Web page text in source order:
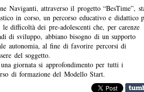
Naviganti, attraverso il progetto “BesTime”,
in corso, un percorso educativo e didattico
difficoltà dei pre-adolescenti che, per carenze
di sviluppo, abbiano bisogno di un supporto
autonomia, al fine di favorire percorsi di
del soggetto.
giornata si approfondimento per tutti i
di formazione del Modello Start.